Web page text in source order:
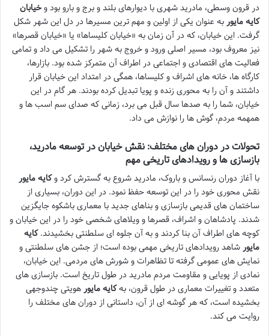
در قرون وسطی، مادرید شهری با دیوارهای بلند و برج و بارو بود وخیابان
کایه مایور به عنوان یکی از اولین و مهم ترین مسیرها در دل این شهر شکل
گرفت. این خیابان، که در آن زمان به «خیابان کلیساها» یا «خیابان قصرها»
نیز معروف بود، مسیر اصلی ورود و خروج به شهر را تشکیل می داد و تمامی
فعالیت های اقتصادی و اجتماعی در اطراف آن متمرکز شده بود. بازارها،
کارگاه ها، خانه های اشراف و کلیساها، همگی در امتداد این خیابان قرار
داشتند و آن را به محوری زنده و پویا تبدیل کرده بودند. هر گام در این
خیابان، شما را به صدها سال قبل می برد، زمانی که صدای سم اسب ها و
همهمه مردم، گوش ها را نوازش می داد.
تحولات در دوران های مختلف: نقش خیابان در توسعه مادرید،
بازسازی ها و رویدادهای تاریخی مهم
با آغاز دوران رنسانس و باروک، مادرید شروع به گسترش کرد وکایه مایور
نقش محوری خود را در این توسعه حفظ نمود. در این دوران، بسیاری از
ساختمان های قدیمی بازسازی و بناهای جدید با معماری باشکوه جایگزین
شدند. پادشاهان و اشراف، قصرها و ویلاهای شخصی خود را در این خیابان و
کوچه های اطراف آن بنا کردند و به آن جلوه ای سلطنتی بخشیدند.کایه
مایور شاهد رویدادهای تاریخی مهمی بوده است؛ از جشن های سلطنتی و
نمایش های عمومی گرفته تا تظاهرات و شورش های مردمی. این خیابان،
نمادی از پویایی و مقاومت مردم مادرید در طول تاریخ است. بازسازی های
متعدد و تغییرات معماری در طول قرون، بهکایه مایور هویتی چندوجهی
بخشیده است، که هر گوشه ای از آن، داستانی از دوران های مختلف را
روایت می کند.